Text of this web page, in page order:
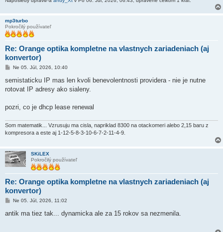
mp3turbo
Pokročilý používateľ
Re: Orange optika kompletne na vlastnych zariadeniach (aj
konvertor)
P
í
p
o
Ne 05. Júl, 2026, 10:40
semistaticku IP mas len kvoli benevolentnosti providera - nie je nutne
rotovat IP adresy ako sialeny.
pozri, co je dhcp lease renewal
Som matematik... Vzrusuju ma cisla, napriklad 8300 na otackomeri alebo 2,15 baru z
kompresora a este aj 1-12-5-8-3-10-6-7-2-11-4-9.
SKiLEX
Pokročilý používateľ
Re: Orange optika kompletne na vlastnych zariadeniach (aj
konvertor)
P
í
Ne 05. Júl, 2026, 11:02
antik ma tiez tak... dynamicka ale za 15 rokov sa nezmenila.